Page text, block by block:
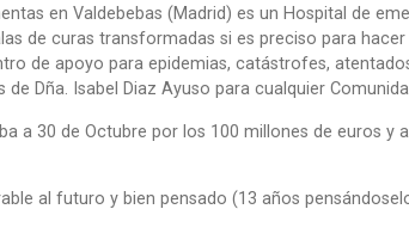
en Valdebebas (Madrid) es un Hospital de
de curas transformadas si es preciso para
de apoyo para epidemias, catástrofes,
de Dña. Isabel Diaz Ayuso para cualquier
a 30 de Octubre por los 100 millones de euros
al futuro y bien pensado (13 años